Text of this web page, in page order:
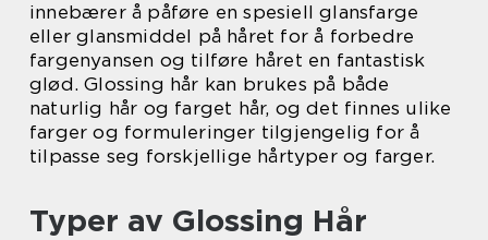
innebærer å påføre en spesiell glansfarge
eller glansmiddel på håret for å forbedre
fargenyansen og tilføre håret en fantastisk
glød. Glossing hår kan brukes på både
naturlig hår og farget hår, og det finnes ulike
farger og formuleringer tilgjengelig for å
tilpasse seg forskjellige hårtyper og farger.
Typer av Glossing Hår